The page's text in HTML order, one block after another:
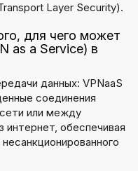
Layer Security).
для чего может
as a Service) в
данных: VPNaaS
соединения
или между
интернет, обеспечивая